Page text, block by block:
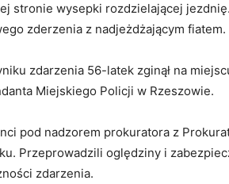
stronie wysepki rozdzielającej
zderzenia z nadjeżdżającym fiatem.
zdarzenia 56-latek zginął na
Miejskiego Policji w Rzeszowie.
pod nadzorem prokuratora z
Przeprowadzili oględziny i
zdarzenia.